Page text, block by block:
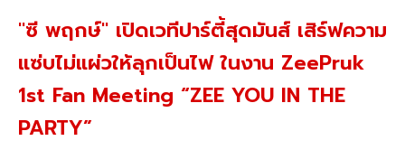
"ซี พฤกษ์" เปิดเวทีปาร์ตี้สุดมันส์ เสิร์ฟความ
แซ่บไม่แผ่วให้ลุกเป็นไฟ ในงาน ZeePruk
1st Fan Meeting “ZEE YOU IN THE
PARTY”